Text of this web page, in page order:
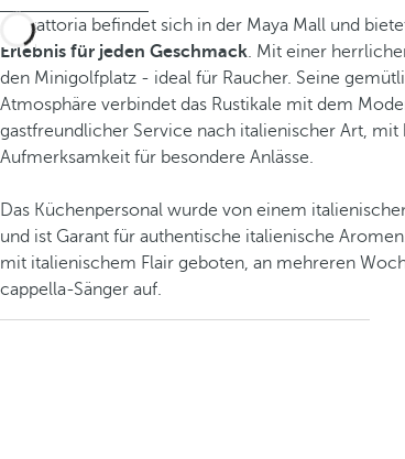
La Trattoria befindet sich in der Maya Mall und
Erlebnis für jeden Geschmack. Mit einer
den Minigolfplatz - ideal für Raucher. Seine
Atmosphäre verbindet das Rustikale mit dem
gastfreundlicher Service nach italienischer Art, mit
Aufmerksamkeit für besondere Anlässe.
Das Küchenpersonal wurde von einem
und ist Garant für authentische italienische
mit italienischem Flair geboten, an mehreren
cappella-Sänger auf.